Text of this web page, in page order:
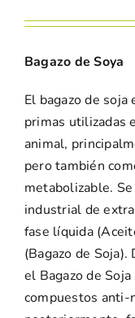
Bagazo de Soya
El bagazo de
primas utilizadas
animal,
pero también
metabolizable.
industrial de
fase líquida
(Bagazo de
el Bagazo de
compuestos anti-